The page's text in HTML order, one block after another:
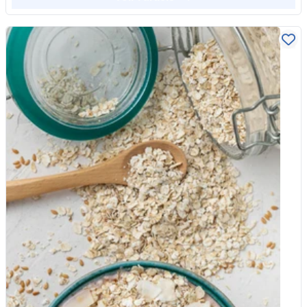
drinks, mass-produced sliced bread, packaged cakes, biscuits
and crisps, sweetened breakfast cereals, instant noodles and
most ready meals. At the other end sit whole and minimally
processed foods: plain oats, dried beans and lentils, nuts and
seeds, plain natural yogurt, tinned tomatoes, fresh fruit and
vegetables, and simple storecupboard staples. Something like
a bag of Organic Jumbo Oats, with one ingredient on the label,
is about as far from ultra-processed as food gets. Knowing is
only half the battle The study made one more important point
worth being honest about. Even people who could spot ultra-
processed food did not always avoid it, and the reasons were
completely understandable: cost, convenience, taste and family
habits. The researchers concluded that awareness alone is
unlikely to change much if healthier, less processed options
remain more expensive or harder to reach. In other words, this
is not simply a matter of willpower or ignorance. That is exactly
why building meals around affordable whole-food staples
matters so much. Basics like oats, pulses, rice, nuts and seeds
are cheap, filling and about as minimally processed as it gets,
especially when bought in larger, better-value quantities. Making
préférons les données. Quand on regarde la biochimie, l'humble
avoine n'est pas seulement un « remplisseur » pour votre
porridge du matin. C'est une centrale nutritionnelle qui, à bien
des égards, surpasse les alternatives « exotiques » les plus
chères. Le facteur Bêta-Glucane : bien plus qu'une simple fibre
Alors que les baies exotiques sont louées pour leurs
antioxydants, l'avoine contient un type très spécifique de fibre
soluble appelé Bêta-glucane. Biologiquement, le Bêta-glucane
est un poids lourd. Lorsqu'il pénètre dans votre tube digestif, il
forme une substance épaisse, semblable à un gel.
Scientifiquement, ce gel fait deux choses critiques : Gestion du
cholestérol : Il se lie aux acides biliaires riches en cholestérol
dans l'intestin, les empêchant d'être réabsorbés dans le sang.
C'est l'une des rares « allégations alimentaires » qui est
réellement étayée par des données rigoureuses de l'Autorité
européenne de sécurité des aliments (EFSA). Santé intestinale
: Le Bêta-glucane est un puissant prébiotique. Il ne se contente
pas de « vous traverser » ; il nourrit les Bifidobactéries dans
votre gros intestin, soutenant la diversité microbienne qui